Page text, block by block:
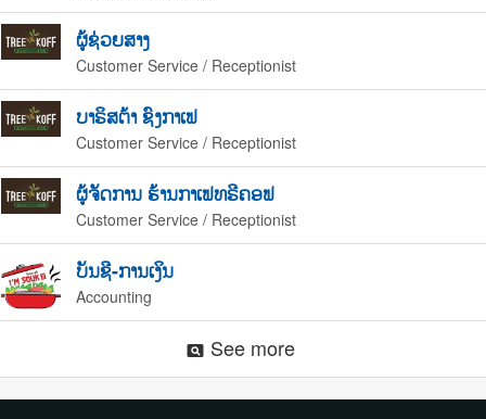
ຜູ້ຊ່ວຍສາງ
Customer Service / Receptionist
ບາຣິສຕ້າ ຊົງກາເຟ
Customer Service / Receptionist
ຜູ້ຈັດການ ຮ້ານກາເຟທຣີຄອຟ
Customer Service / Receptionist
ບັນຊີ-ການເງິນ
Accounting
pageview See more